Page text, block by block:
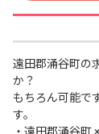
遠田郡涌谷町の
か？
もちろん可能で
す。